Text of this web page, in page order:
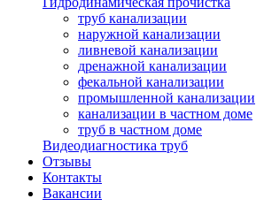
труб канализации
наружной канализации
ливневой канализации
дренажной канализации
фекальной канализации
промышленной канализации
канализации в частном доме
труб в частном доме
Видеодиагностика труб
Отзывы
Контакты
Вакансии